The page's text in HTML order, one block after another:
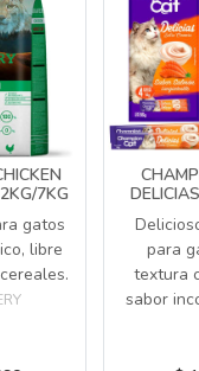
7KG
gatos
libre
para
textura
sabor